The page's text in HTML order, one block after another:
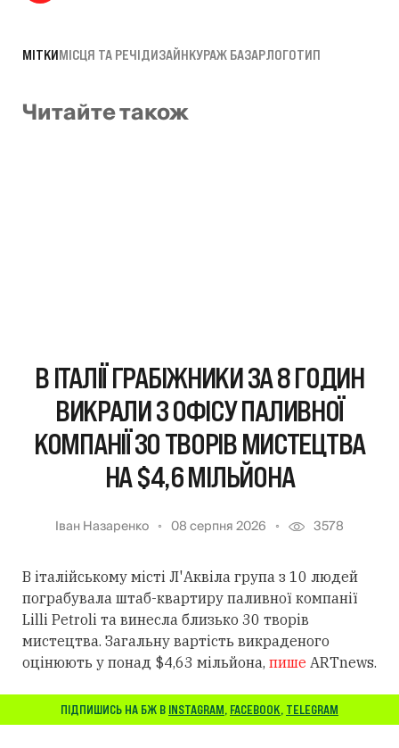
МІТКИМІСЦЯ ТА РЕЧІДИЗАЙНКУРАЖ БАЗАРЛОГОТИП
Читайте також
В ІТАЛІЇ ГРАБІЖНИКИ ЗА 8 ГОДИН
ВИКРАЛИ З ОФІСУ ПАЛИВНОЇ
КОМПАНІЇ 30 ТВОРІВ МИСТЕЦТВА
НА $4,6 МІЛЬЙОНА
Іван Назаренко 08 серпня 2026 3578
В італійському місті Л'Аквіла група з 10 людей
пограбувала штаб-квартиру паливної компанії
Lilli Petroli та винесла близько 30 творів
мистецтва. Загальну вартість викраденого
оцінюють у понад $4,63 мільйона, пише ARTnews.
ПІДПИШИСЬ НА БЖ В INSTAGRAM, FACEBOOK, TELEGRAM